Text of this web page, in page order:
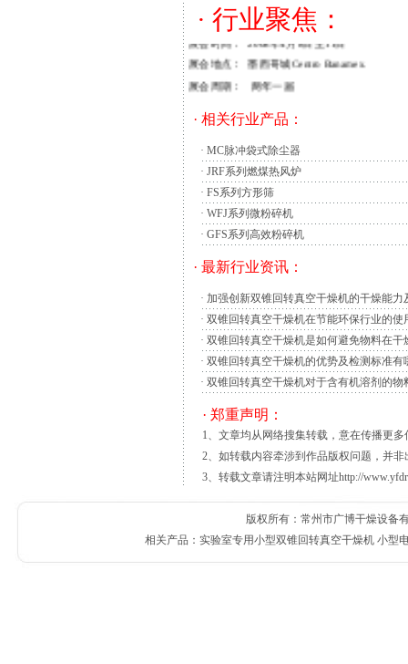
· 行业聚焦：
展会时间： 2008年4月8日至11日
展会地点： 墨西哥城Centro Banamex.
展会周期： 两年一届
截止时间：展位预定完为止
展会介绍:
PLASTIMAGEN Mexico 为墨西哥和中美地
的情况。这种物体可以是固态,也可以是液
等。这一除去物体中湿分的过程被称为“去
通常,人们把采用热物理方法去湿的过程称
有的去湿手段,例如液体被加热而浓缩,
Rieter公司推出的新型CENTRO系列离心
CENTRO系列干燥机设计用于水下造粒
装置优化了干燥工艺，降低了能耗，与其他
其他设备相比，CENTRO离心干不能有太多
持片状矿物的特性,提高粉料的涂布遮盖能力
2 非金属矿超细粉碎设备的发展现状
· 相关行业产品：
·MC脉冲袋式除尘器
·JRF系列燃煤热风炉
·FS系列方形筛
·WFJ系列微粉碎机
·GFS系列高效粉碎机
· 最新行业资讯：
· 加强创新双锥回转真空干燥机的干燥能力
·双锥回转真空干燥机在节能环保行业的使
·双锥回转真空干燥机是如何避免物料在干
·双锥回转真空干燥机的优势及检测标准有
·双锥回转真空干燥机对于含有机溶剂的物
· 郑重声明：
1、文章均从网络搜集转载，意在传播更
2、如转载内容牵涉到作品版权问题，并
3、转载文章请注明本站网址http://
版权所有：常州市广博干燥设备
相关产品：实验室专用小型双锥回转真空干燥机 小型